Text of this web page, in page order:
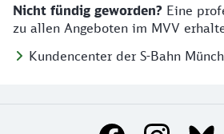
Nicht fündig geworden? Eine
zu allen Angeboten im MVV
Kundencenter der S-Bahn